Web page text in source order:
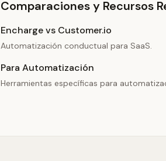
Comparaciones y Recursos
Encharge vs Customer.io
Automatización conductual para SaaS.
Para Automatización
Herramientas específicas para